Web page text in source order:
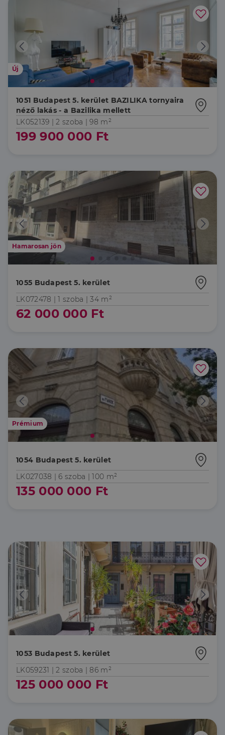
Új
1051 Budapest 5. kerület BAZILIKA tornyaira
néző lakás - a Bazilika mellett
LK052139 |2 szoba | 98 m²
199 900 000 Ft
Hamarosan jön
1055 Budapest 5. kerület
LK072478 |1 szoba | 34 m²
62 000 000 Ft
Prémium
1054 Budapest 5. kerület
LK027038 | 6 szoba | 100 m²
135 000 000 Ft
1053 Budapest 5. kerület
LK059231 |2 szoba | 86 m²
125 000 000 Ft